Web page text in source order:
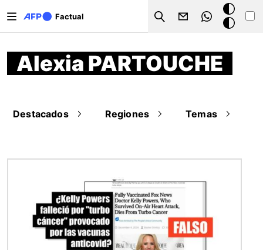
Factual
Search
Modo
oscuro
Alexia PARTOUCHE
Destacados Regiones Temas